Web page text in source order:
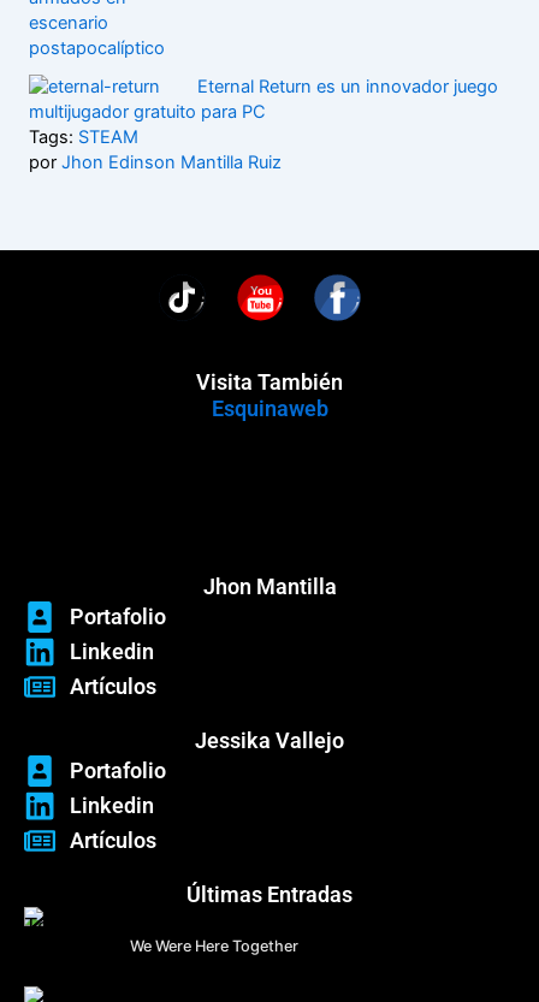
Eternal Return es un innovador juego
multijugador gratuito para PC
Tags: STEAM
porJhon Edinson Mantilla Ruiz
You
Visita También
Esquinaweb
Jhon Mantilla
Portafolio
Linkedin
Artículos
Jessika Vallejo
Portafolio
Linkedin
Artículos
Últimas Entradas
We Were Here Together